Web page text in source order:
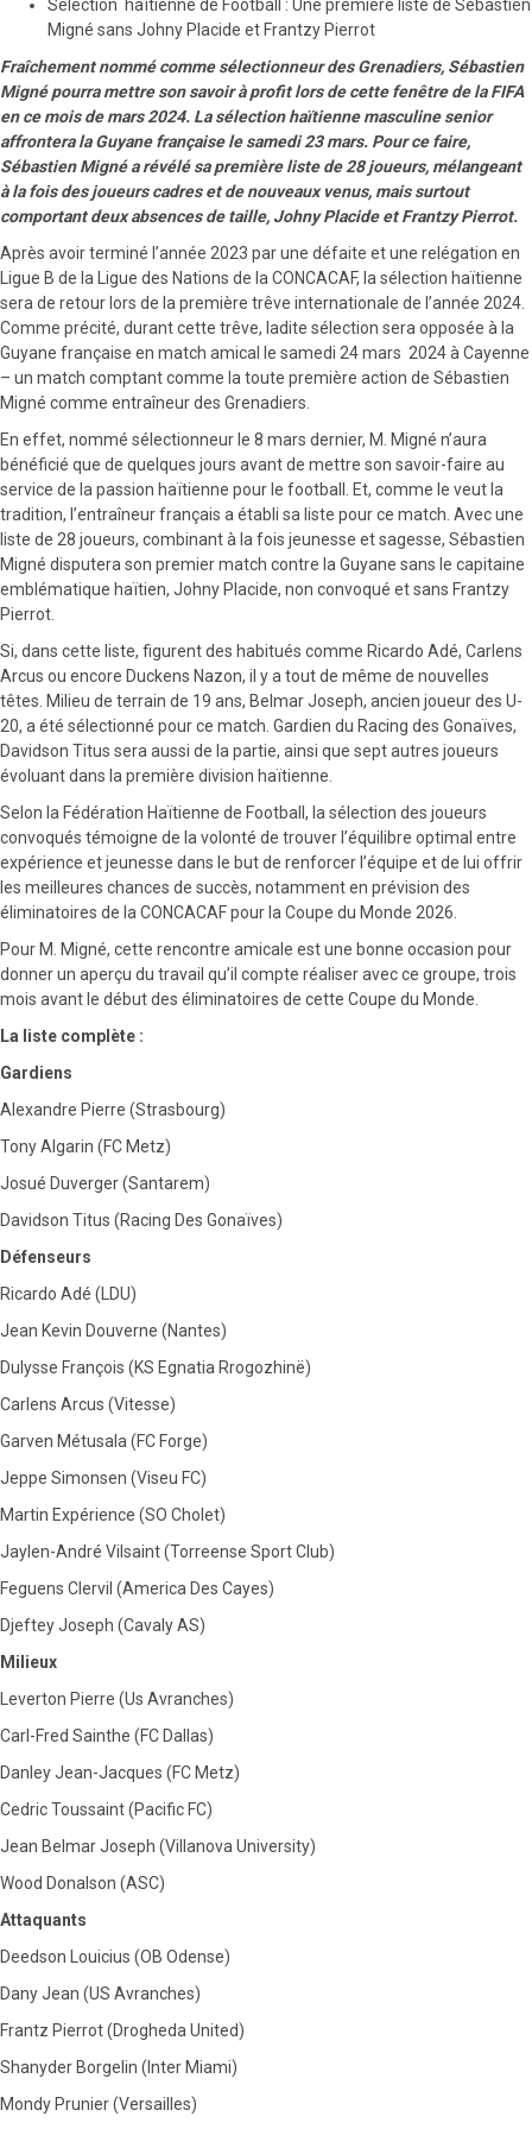
Sélection haïtienne de Football : Une première liste de Sébastien
Migné sans Johny Placide et Frantzy Pierrot
Fraîchement nommé comme sélectionneur des Grenadiers, Sébastien
Migné pourra mettre son savoir à profit lors de cette fenêtre de la FIFA
en ce mois de mars 2024. La sélection haïtienne masculine senior
affrontera la Guyane française le samedi 23 mars. Pour ce faire,
Sébastien Migné a révélé sa première liste de 28 joueurs, mélangeant
à la fois des joueurs cadres et de nouveaux venus, mais surtout
comportant deux absences de taille, Johny Placide et Frantzy Pierrot.
Après avoir terminé l’année 2023 par une défaite et une relégation en
Ligue B de la Ligue des Nations de la CONCACAF, la sélection haïtienne
sera de retour lors de la première trêve internationale de l’année 2024.
Comme précité, durant cette trêve, ladite sélection sera opposée à la
Guyane française en match amical le samedi 24 mars 2024 à Cayenne
– un match comptant comme la toute première action de Sébastien
Migné comme entraîneur des Grenadiers.
En effet, nommé sélectionneur le 8 mars dernier, M. Migné n’aura
bénéficié que de quelques jours avant de mettre son savoir-faire au
service de la passion haïtienne pour le football. Et, comme le veut la
tradition, l’entraîneur français a établi sa liste pour ce match. Avec une
liste de 28 joueurs, combinant à la fois jeunesse et sagesse, Sébastien
Migné disputera son premier match contre la Guyane sans le capitaine
emblématique haïtien, Johny Placide, non convoqué et sans Frantzy
Pierrot.
Si, dans cette liste, figurent des habitués comme Ricardo Adé, Carlens
Arcus ou encore Duckens Nazon, il y a tout de même de nouvelles
têtes. Milieu de terrain de 19 ans, Belmar Joseph, ancien joueur des U-
20, a été sélectionné pour ce match. Gardien du Racing des Gonaïves,
Davidson Titus sera aussi de la partie, ainsi que sept autres joueurs
évoluant dans la première division haïtienne.
Selon la Fédération Haïtienne de Football, la sélection des joueurs
convoqués témoigne de la volonté de trouver l’équilibre optimal entre
expérience et jeunesse dans le but de renforcer l’équipe et de lui offrir
les meilleures chances de succès, notamment en prévision des
éliminatoires de la CONCACAF pour la Coupe du Monde 2026.
Pour M. Migné, cette rencontre amicale est une bonne occasion pour
donner un aperçu du travail qu’il compte réaliser avec ce groupe, trois
mois avant le début des éliminatoires de cette Coupe du Monde.
La liste complète :
Gardiens
Alexandre Pierre (Strasbourg)
Tony Algarin (FC Metz)
Josué Duverger (Santarem)
Davidson Titus (Racing Des Gonaïves)
Défenseurs
Ricardo Adé (LDU)
Jean Kevin Douverne (Nantes)
Dulysse François (KS Egnatia Rrogozhinë)
Carlens Arcus (Vitesse)
Garven Métusala (FC Forge)
Jeppe Simonsen (Viseu FC)
Martin Expérience (SO Cholet)
Jaylen-André Vilsaint (Torreense Sport Club)
Feguens Clervil (America Des Cayes)
Djeftey Joseph (Cavaly AS)
Milieux
Leverton Pierre (Us Avranches)
Carl-Fred Sainthe (FC Dallas)
Danley Jean-Jacques (FC Metz)
Cedric Toussaint (Pacific FC)
Jean Belmar Joseph (Villanova University)
Wood Donalson (ASC)
Attaquants
Deedson Louicius (OB Odense)
Dany Jean (US Avranches)
Frantz Pierrot (Drogheda United)
Shanyder Borgelin (Inter Miami)
Mondy Prunier (Versailles)